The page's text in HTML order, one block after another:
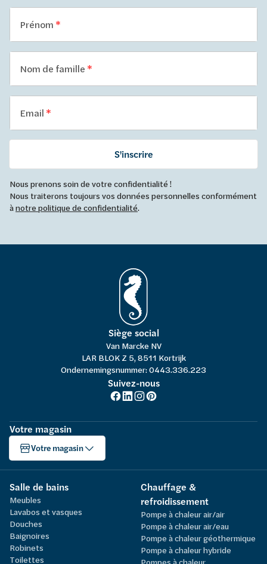
Prénom
Nom de famille
Email
S'inscrire
Nous prenons soin de votre confidentialité !
Nous traiterons toujours vos données personnelles conformément
ànotre politique de confidentialité.
Siège social
Van Marcke NV
LAR BLOK Z 5, 8511 Kortrijk
Ondernemingsnummer: 0443.336.223
Suivez-nous
Votre magasin
Votre magasin
Salle de bains
Meubles
Lavabos et vasques
Douches
Baignoires
Robinets
Toilettes
Chauffage &
refroidissement
Pompe à chaleur air/air
Pompe à chaleur air/eau
Pompe à chaleur géothermique
Pompe à chaleur hybride